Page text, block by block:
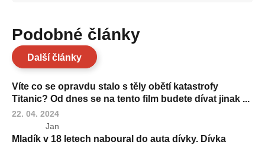
Podobné články
Další články
Víte co se opravdu stalo s těly obětí katastrofy
Titanic? Od dnes se na tento film budete dívat jinak ...
22. 04. 2024
Jan
Mladík v 18 letech naboural do auta dívky. Dívka